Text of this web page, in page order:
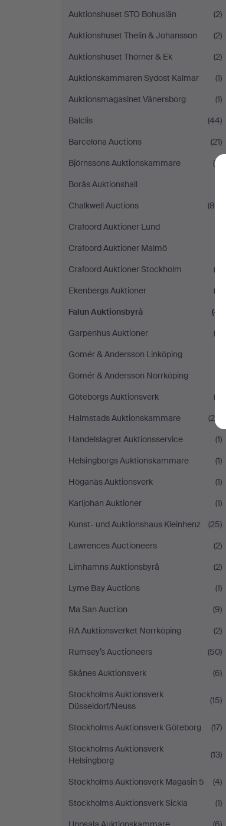
Auktionshuset STO Bohuslän
(2)
Auktionshuset Thelin & Johansson
(2)
Auktionshuset Thörner & Ek
(2)
Auktionskammaren Sydost Kalmar
(1)
Auktionsmagasinet Vänersborg
(1)
Balclis
(44)
Barcelona Auctions
(21)
Björnssons Auktionskammare
(6)
Borås Auktionshall
Chalkwell Auctions
(80)
Crafoord Auktioner Lund
Crafoord Auktioner Malmö
Crafoord Auktioner Stockholm
(2)
Ekenbergs Auktioner
(3)
Falun Auktionsbyrå
(4)
Garpenhus Auktioner
(3)
Gomér & Andersson Linköping
Gomér & Andersson Norrköping
Göteborgs Auktionsverk
(3)
Halmstads Auktionskammare
(24)
Handelslagret Auktionsservice
(1)
Helsingborgs Auktionskammare
(1)
Höganäs Auktionsverk
(1)
Karljohan Auktioner
(1)
Kunst- und Auktionshaus Kleinhenz
(25)
Lawrences Auctioneers
(2)
Limhamns Auktionsbyrå
(2)
Lyme Bay Auctions
(1)
Ma San Auction
(9)
RA Auktionsverket Norrköping
(2)
Rumsey’s Auctioneers
(50)
Skånes Auktionsverk
(6)
Stockholms Auktionsverk
Düsseldorf/Neuss
(15)
Stockholms Auktionsverk Göteborg
(17)
Stockholms Auktionsverk
Helsingborg
(13)
Stockholms Auktionsverk Magasin 5
(4)
Stockholms Auktionsverk Sickla
(1)